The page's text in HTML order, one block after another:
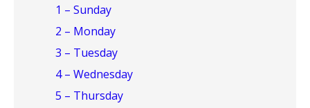
1 – Sunday
2 – Monday
3 – Tuesday
4 – Wednesday
5 – Thursday